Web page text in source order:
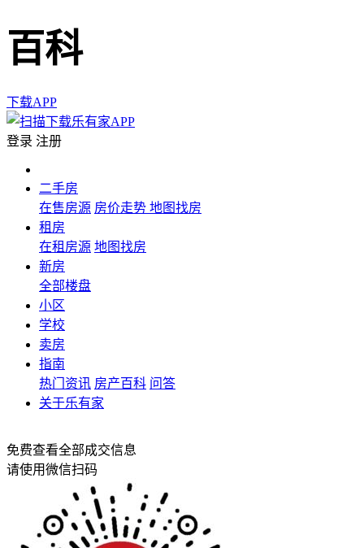
百科
下载APP
登录 注册
二手房
在售房源 房价走势 地图找房
租房
在租房源 地图找房
新房
全部楼盘
小区
学校
卖房
指南
热门资讯 房产百科 问答
关于乐有家
免费查看全部成交信息
请使用微信扫码